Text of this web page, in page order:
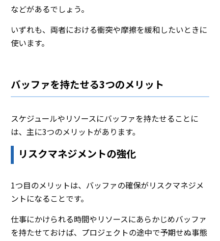
などがあるでしょう。
いずれも、両者における衝突や摩擦を緩和したいときに
使います。
バッファを持たせる3つのメリット
スケジュールやリソースにバッファを持たせることに
は、主に3つのメリットがあります。
リスクマネジメントの強化
1つ目のメリットは、バッファの確保がリスクマネジメ
ントになることです。
仕事にかけられる時間やリソースにあらかじめバッファ
を持たせておけば、プロジェクトの途中で予期せぬ事態